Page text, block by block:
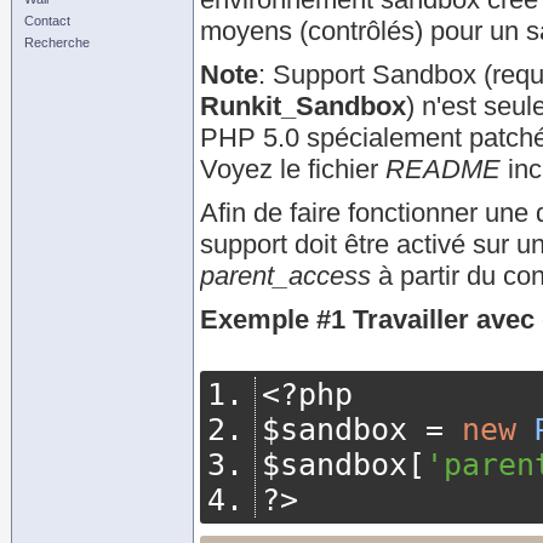
Contact
Recherche
moyens (contrôlés) pour un
Note: Support Sandbox
Runkit_Sandbox) n'est
PHP 5.0 spécialement
Voyez le fichier README
Afin de faire fonctionner
support doit être activé sur
parent_access à partir du
Exemple #1 Travailler
<?php
$sandbox = new
$sandbox [
?>